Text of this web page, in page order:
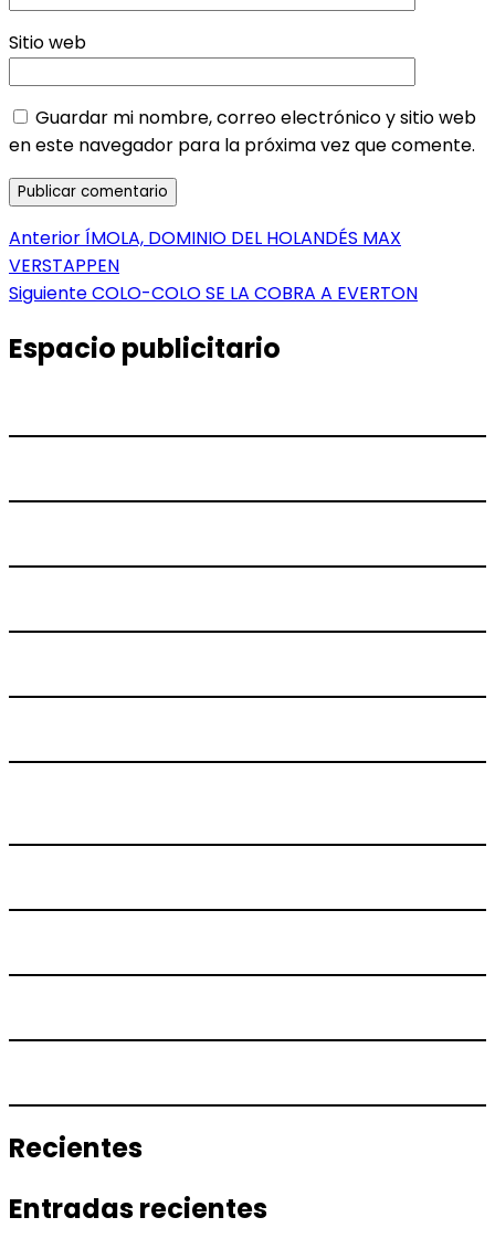
Sitio web
Guardar mi nombre, correo electrónico y sitio web
en este navegador para la próxima vez que comente.
Navegación
de
AnteriorEntrada
anterior:
ÍMOLA, DOMINIO DEL HOLANDÉS MAX
VERSTAPPEN
SiguienteEntrada
COLO-COLO SE LA COBRA A EVERTON
Espacio publicitario
Recientes
Entradas recientes